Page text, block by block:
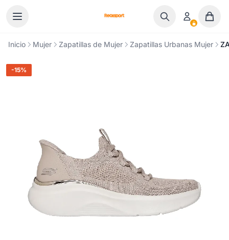
Inicio Mujer Zapatillas de Mujer Zapatillas Urbanas Mujer
-15%